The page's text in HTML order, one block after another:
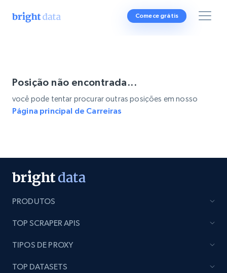
Comece grátis
Posição não encontrada...
você pode tentar procurar outras posições em nosso
Página principal de Carreiras
PRODUTOS
TOP SCRAPER APIS
TIPOS DE PROXY
TOP DATASETS